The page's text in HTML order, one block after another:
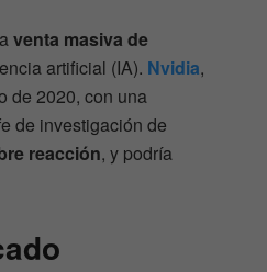
venta masiva de
artificial (IA). Nvidia,
de 2020, con una
de investigación de
reacción, y podría